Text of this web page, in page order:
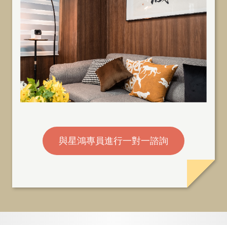
與星鴻專員進行一對一諮詢